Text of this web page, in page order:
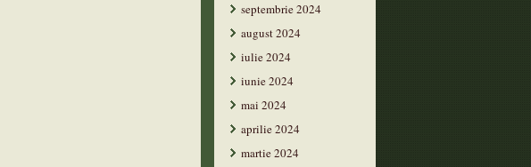
septembrie 2024
august 2024
iulie 2024
iunie 2024
mai 2024
aprilie 2024
martie 2024